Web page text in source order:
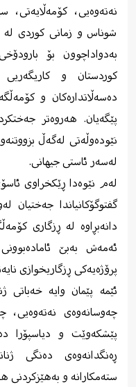
نەتەوەیی، کۆمەڵایەتی،
شوناس و زمانی کوردی
بەدواداچوون بۆ
کوردستان و
دەسەڵاتدارەکان و
پێگەیان. هەروەتر
نێودەوڵەتی لەگەڵ
لەسەر ئاستی جیهانی.
لەم نێوەدا ڕێکخراوی
گفتوگۆکانیاندا
دانەبڕاوە لە ڕزگاری
ئەمەش بەبێ
پرۆژەیەکی ڕزگاریخوازی
ئێمە پێمان وایە
چەوسانەوەی نەتەوەیی،
پێشکەوێت و دیاسپۆرا
ڕەنگدانەوەی دەنگی
ستەمکارانە و بەهێزکردنی